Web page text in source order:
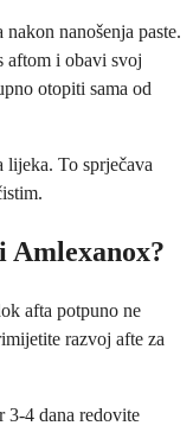
nanošenja paste.
aftom i obavi svoj
otopiti sama od
lijeka. To sprječava
Amlexanox?
afta potpuno ne
razvoj afte za
3-4 dana redovite